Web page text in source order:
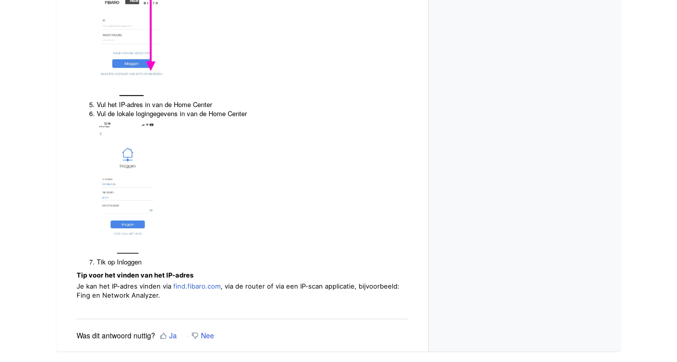
Vul het IP-adres in van de Home Center
Vul de lokale logingegevens in van de Home Center
Tik op Inloggen
Tip voor het vinden van het IP-adres
Je kan het IP-adres vinden via find.fibaro.com, via de router of via een IP-scan applicatie, bijvoorbeeld:
Fing en Network Analyzer.
Was dit antwoord nuttig? Ja Nee